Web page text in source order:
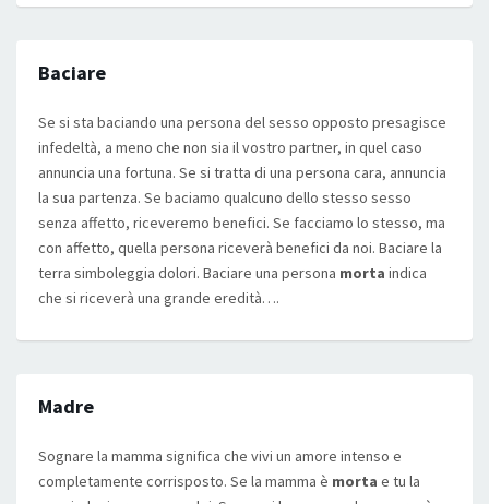
Baciare
Se si sta baciando una persona del sesso opposto presagisce
infedeltà, a meno che non sia il vostro partner, in quel caso
annuncia una fortuna. Se si tratta di una persona cara, annuncia
la sua partenza. Se baciamo qualcuno dello stesso sesso
senza affetto, riceveremo benefici. Se facciamo lo stesso, ma
con affetto, quella persona riceverà benefici da noi. Baciare la
terra simboleggia dolori. Baciare una persona morta indica
che si riceverà una grande eredità….
Madre
Sognare la mamma significa che vivi un amore intenso e
completamente corrisposto. Se la mamma è morta e tu la